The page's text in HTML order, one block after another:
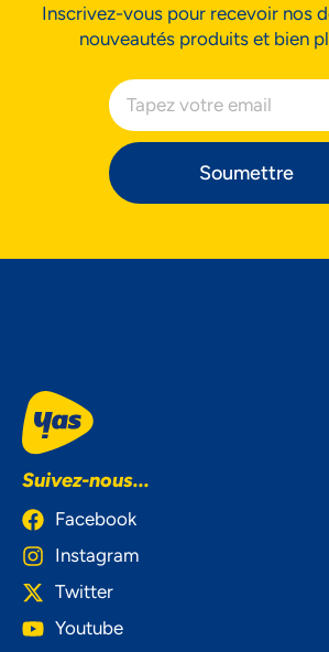
Business
Assistance
Inscrivez-vous pour recevoir nos
nouveautés produits et bien
Soumettre
Suivez-nous...
Facebook
Instagram
Twitter
Youtube